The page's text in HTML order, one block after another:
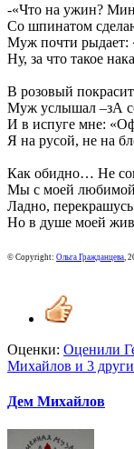
-«Что на ужин?
Со шпинатом
Муж почти рыдает:
Ну, за что такое
В розовый
Муж услышал –зА
И в испуге мне:
Я на русой, не на
Как обидно… Не
Мы с моей
Ладно,
Но в душе моей
© Copyright: Ольга Гражданцева ,
Оценки: Оценили
Михайлов и 3
Дем Михайлов